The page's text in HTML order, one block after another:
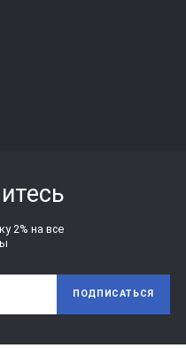
2% на все
ПОДПИСАТЬСЯ